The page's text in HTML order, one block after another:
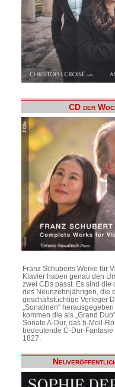
CD der
Franz Schuberts Werke für
Klavier haben genau den
zwei CDs passt. Es sind die
des Neunzehnjährigen, die
geschäftstüchtige Verleger
„Sonatinen“
kommen die als „Grand
Sonate A-Dur, das h-Moll-
bedeutende C-Dur-Fantasie
1827.